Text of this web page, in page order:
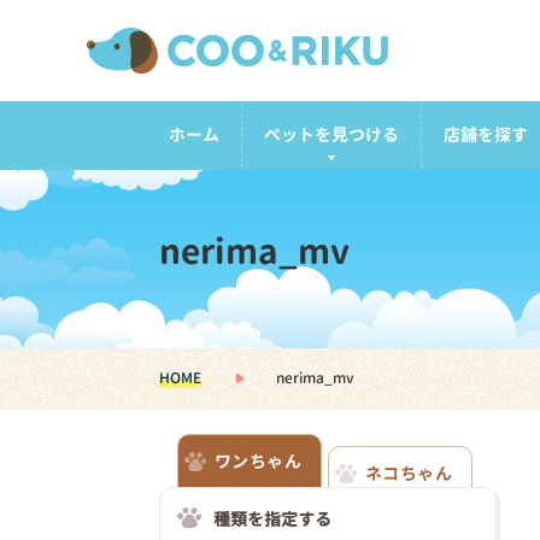
ホーム ペットを見つける 店舗を探す
nerima_mv
HOME nerima_mv
ワンちゃん
ネコちゃん
種類を指定する